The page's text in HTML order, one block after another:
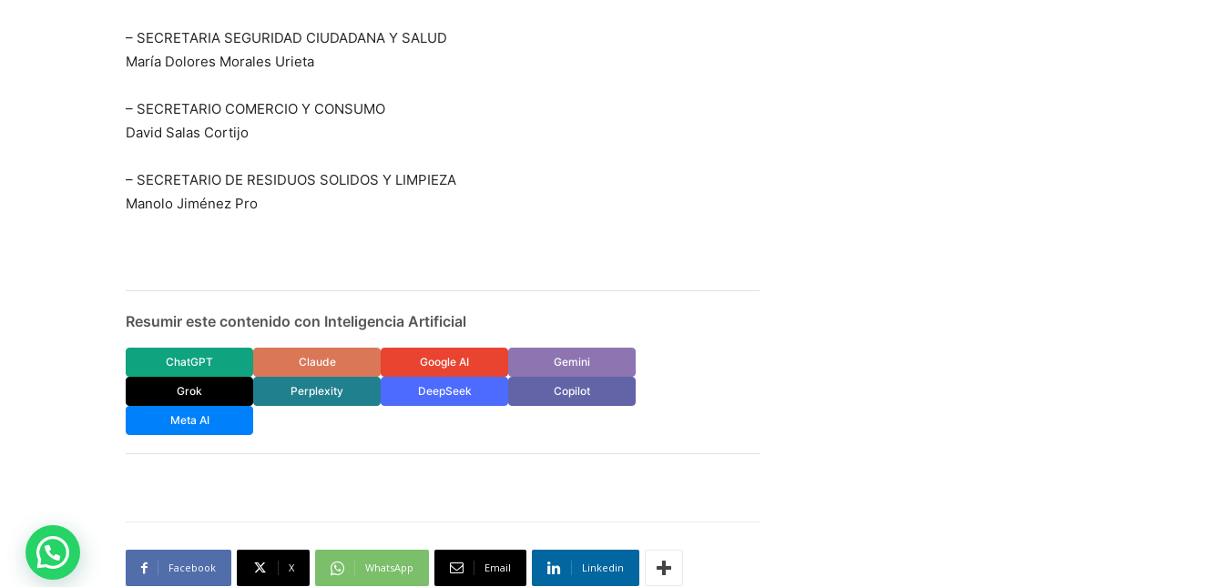
– SECRETARIA SEGURIDAD CIUDADANA Y SALUD
María Dolores Morales Urieta
– SECRETARIO COMERCIO Y CONSUMO
David Salas Cortijo
– SECRETARIO DE RESIDUOS SOLIDOS Y LIMPIEZA
Manolo Jiménez Pro
Resumir este contenido con Inteligencia Artificial
ChatGPT Claude Google AI Gemini
Grok Perplexity DeepSeek Copilot
Meta AI
Facebook X WhatsApp Email Linkedin